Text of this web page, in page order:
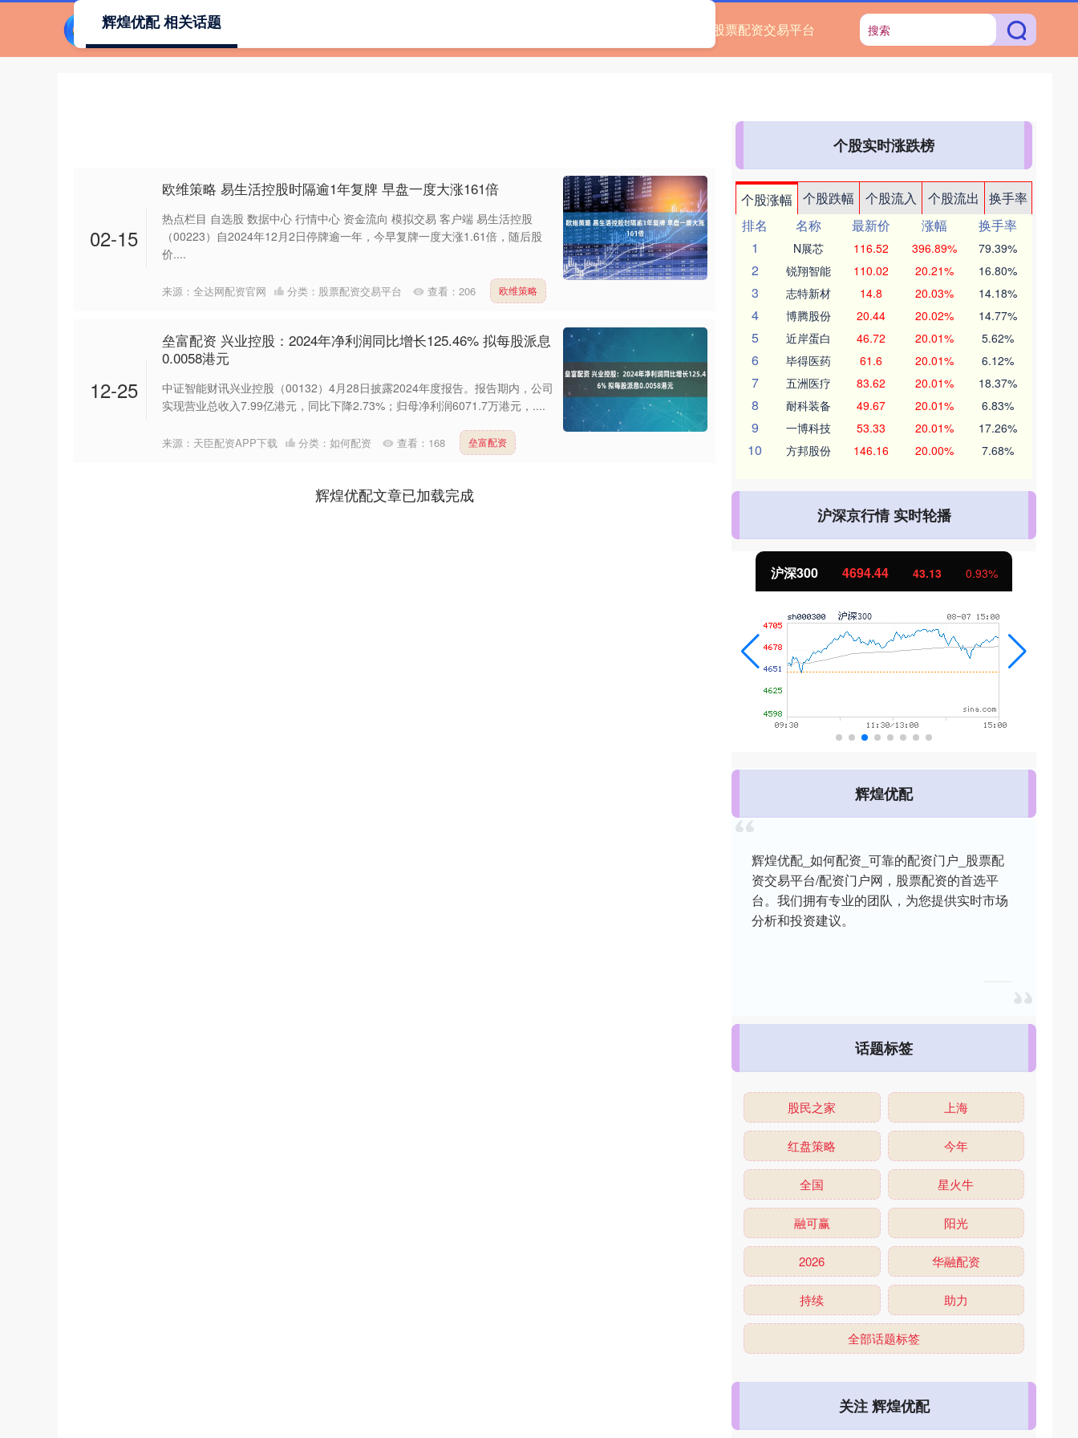
股票配资交易平台
辉煌优配 相关话题
02-15
欧维策略 易生活控股时隔逾1年复牌 早盘一度大涨161倍
热点栏目 自选股 数据中心 行情中心 资金流向 模拟交易 客户端 易生活控股
（00223）自2024年12月2日停牌逾一年，今早复牌一度大涨1.61倍，随后股
价....
来源：全达网配资官网 分类： 股票配资交易平台 查看： 206 欧维策略
12-25
垒富配资 兴业控股：2024年净利润同比增长125.46% 拟每股派息
0.0058港元
中证智能财讯兴业控股（00132）4月28日披露2024年度报告。报告期内，公司
实现营业总收入7.99亿港元，同比下降2.73%；归母净利润6071.7万港元，....
来源：天臣配资APP下载 分类： 如何配资 查看： 168 垒富配资
辉煌优配文章已加载完成
个股实时涨跌榜
个股涨幅 个股跌幅 个股流入 个股流出
换手率
排名
名称 最新价 涨幅
换手率
1
N展芯 116.52 396.89% 79.39%
2 锐翔智能 110.02 20.21% 16.80%
3 志特新材 14.8 20.03% 14.18%
4 博腾股份 20.44 20.02% 14.77%
5 近岸蛋白 46.72 20.01% 5.62%
6 毕得医药 61.6 20.01% 6.12%
7 五洲医疗 83.62 20.01% 18.37%
8 耐科装备 49.67 20.01% 6.83%
9 一博科技 53.33 20.01% 17.26%
10 方邦股份 146.16 20.00% 7.68%
沪深京行情 实时轮播
沪深300 4694.44 43.13 0.93%
辉煌优配
辉煌优配_如何配资_可靠的配资门户_股票配
资交易平台/配资门户网，股票配资的首选平
台。我们拥有专业的团队，为您提供实时市场
分析和投资建议。
话题标签
股民之家 上海
红盘策略 今年
全国 星火牛
融可赢 阳光
2026 华融配资
持续 助力
全部话题标签
关注 辉煌优配